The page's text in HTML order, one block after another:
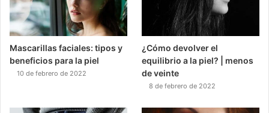
Mascarillas faciales: tipos y
beneficios para la piel
10 de febrero de 2022
¿Cómo devolver el
equilibrio a la piel? | menos
de veinte
8 de febrero de 2022